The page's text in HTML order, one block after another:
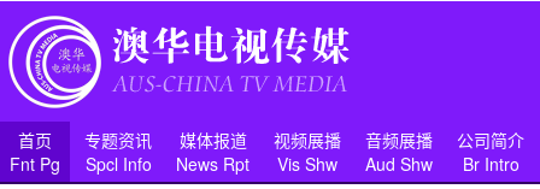
首页
Fnt Pg
专题资讯
Spcl Info
媒体报道
News Rpt
视频展播
Vis Shw
音频展播
Aud Shw
公司简介
Br Intro